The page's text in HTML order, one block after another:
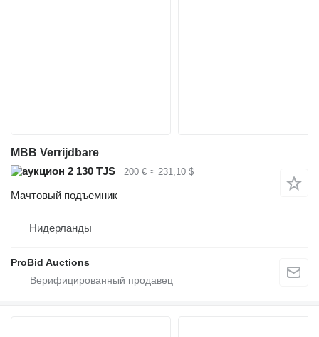
MBB Verrijdbare
2 130 TJS
200 € ≈ 231,10 $
Мачтовый подъемник
Нидерланды
ProBid Auctions